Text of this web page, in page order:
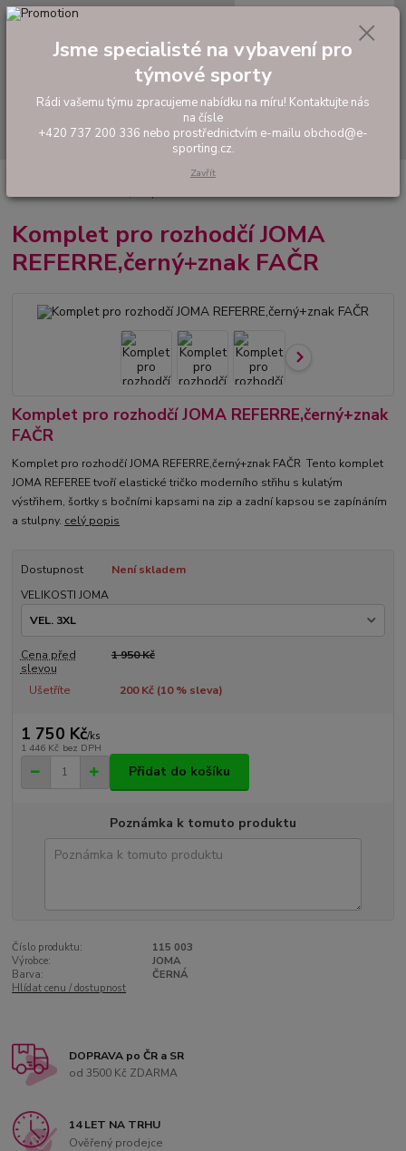
Hledat
tel: +420 737 200 336
0,00 Kč
Oblečení pro rozhodčí
rozhodčí JOMA REFERRE,černý+znak FAČR
Komplet pro rozhodčí JOMA
REFERRE,černý+znak FAČR
Komplet pro rozhodčí JOMA REFERRE,černý+znak
FAČR
Komplet pro rozhodčí JOMA REFERRE,černý+znak FAČR Tento komplet
JOMA REFEREE tvoří elastické tričko moderního střihu s kulatým
výstřihem, šortky s bočními kapsami na zip a zadní kapsou se zapínáním
a stulpny. celý popis
Dostupnost
Není skladem
VELIKOSTI JOMA
Cena před
slevou
1 950 Kč
Ušetříte 200 Kč (10% sleva)
1 750 Kč/ks
1 446 Kč bez DPH
Přidat do košíku
Poznámka k tomuto produktu
Číslo produktu:
115 003
Výrobce:
JOMA
Barva:
ČERNÁ
Hlídat cenu / dostupnost
DOPRAVA po ČR a SR
od 3500 Kč ZDARMA
14 LET NA TRHU
Ověřený prodejce
Jsme specialisté na vybavení pro
týmové sporty
Rádi vašemu týmu zpracujeme nabídku na míru! Kontaktujte nás
na čísle
+420 737 200 336 nebo prostřednictvím e-mailu obchod@e-
sporting.cz.
Zavřít